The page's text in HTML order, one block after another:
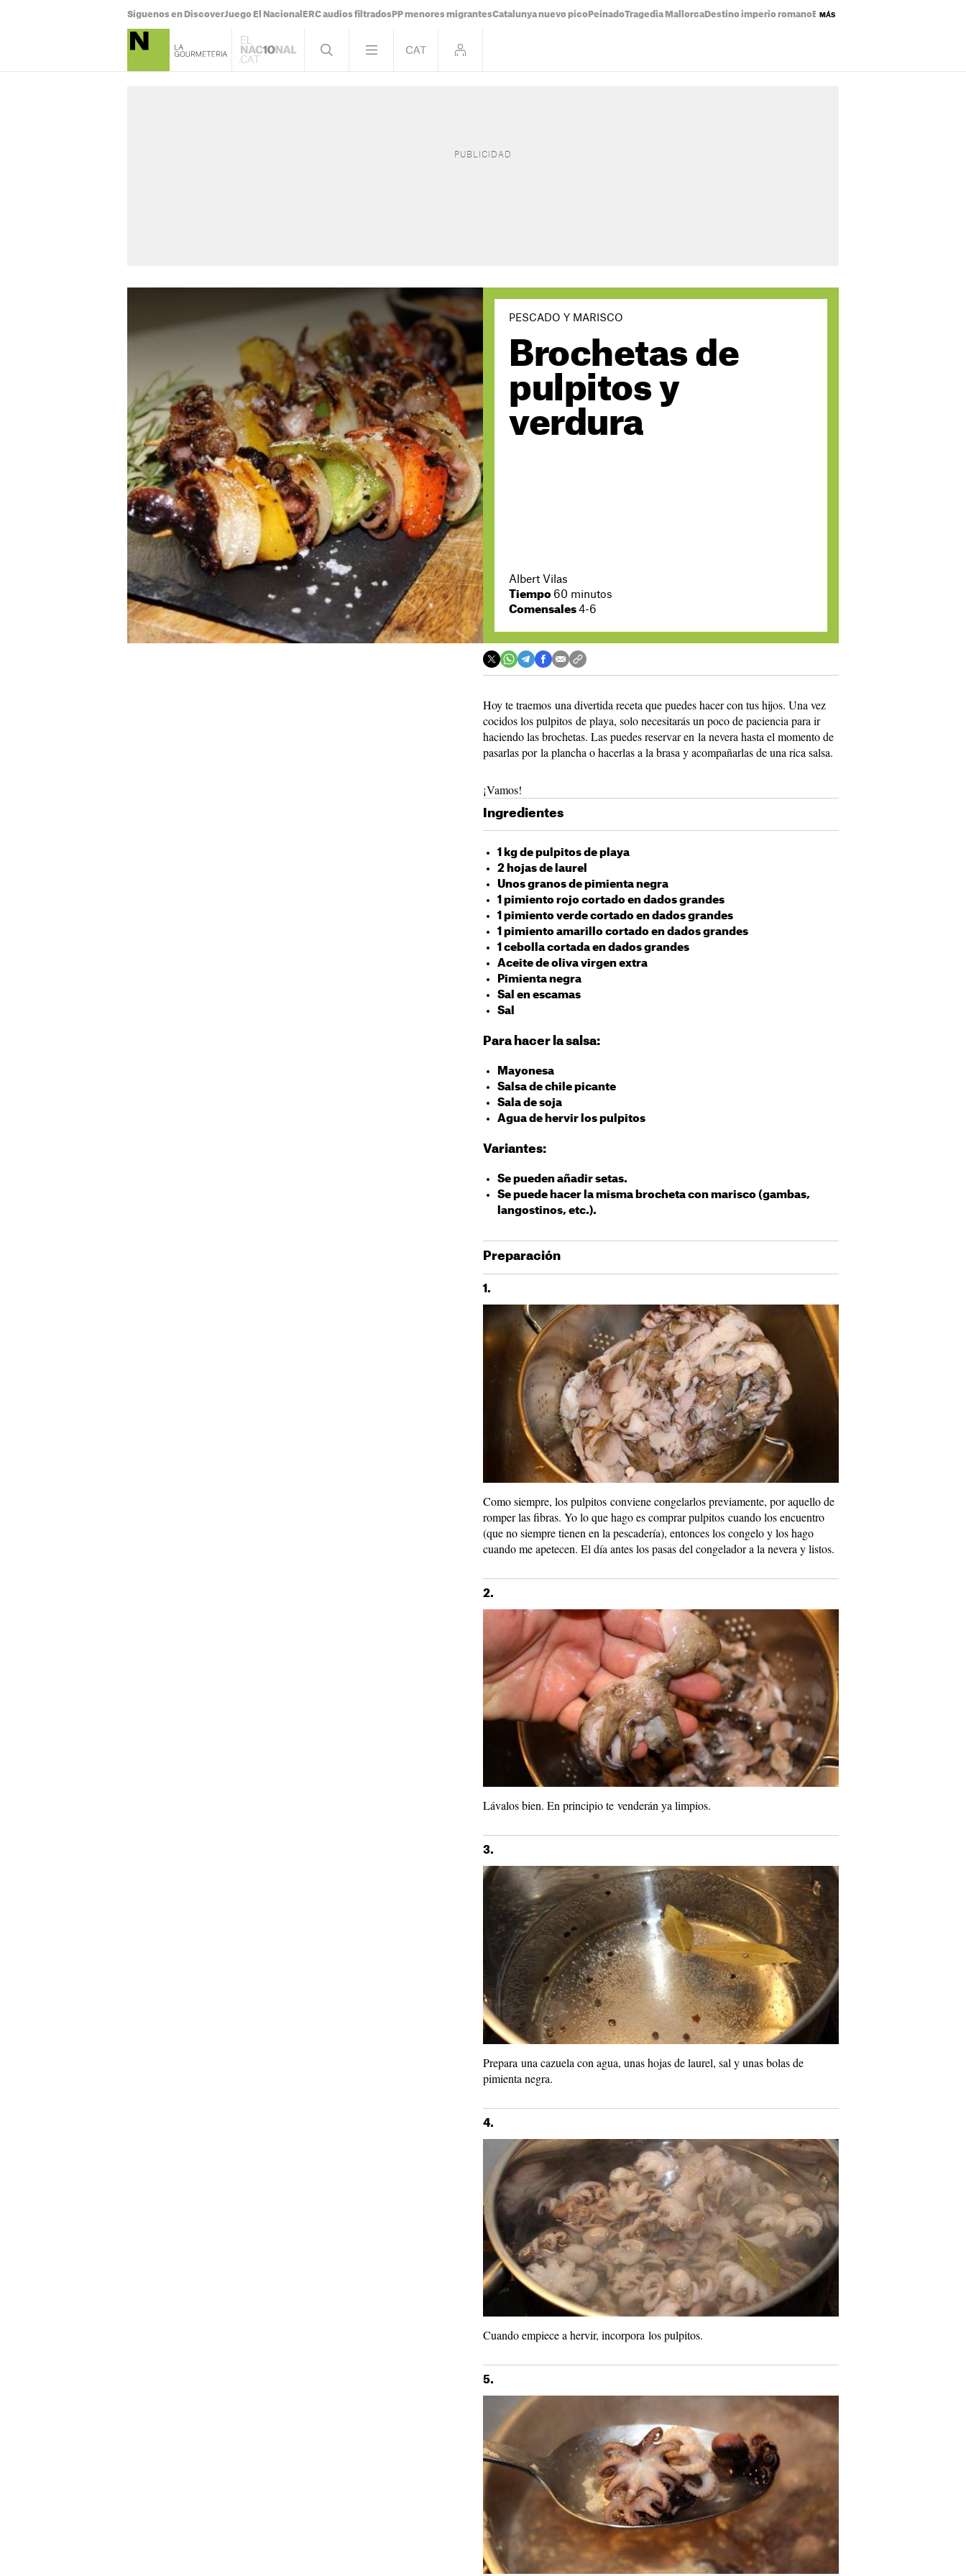
Síguenos en DiscoverJuego El Nacional ERC audios filtrados PP menores migrantesCatalunya nuevo pico PeinadoTragedia Mallorca Destino imperio romano Eclipse solar mapa
MÁS
PESCADO Y MARISCO
Brochetas de
pulpitos y
verdura
Albert Vilas
Tiempo 60 minutos
Comensales 4-6
Hoy te traemos una divertida receta que puedes hacer con tus hijos. Una vez
cocidos los pulpitos de playa, solo necesitarás un poco de paciencia para ir
haciendo las brochetas. Las puedes reservar en la nevera hasta el momento de
pasarlas por la plancha o hacerlas a la brasa y acompañarlas de una rica salsa.
¡Vamos!
Ingredientes
1 kg de pulpitos de playa
2 hojas de laurel
Unos granos de pimienta negra
1 pimiento rojo cortado en dados grandes
1 pimiento verde cortado en dados grandes
1 pimiento amarillo cortado en dados grandes
1 cebolla cortada en dados grandes
Aceite de oliva virgen extra
Pimienta negra
Sal en escamas
Sal
Para hacer la salsa:
Mayonesa
Salsa de chile picante
Sala de soja
Agua de hervir los pulpitos
Variantes:
Se pueden añadir setas.
Se puede hacer la misma brocheta con marisco (gambas,
langostinos, etc.).
Preparación
1.
Como siempre, los pulpitos conviene congelarlos previamente, por aquello de
romper las fibras. Yo lo que hago es comprar pulpitos cuando los encuentro
(que no siempre tienen en la pescadería), entonces los congelo y los hago
cuando me apetecen. El día antes los pasas del congelador a la nevera y listos.
2.
Lávalos bien. En principio te venderán ya limpios.
3.
Prepara una cazuela con agua, unas hojas de laurel, sal y unas bolas de
pimienta negra.
4.
Cuando empiece a hervir, incorpora los pulpitos.
5.